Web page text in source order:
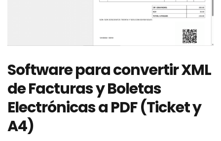
Software para convertir XML
de Facturas y Boletas
Electrónicas a PDF (Ticket y
A4)